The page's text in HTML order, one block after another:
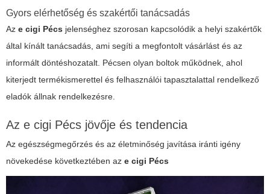
Gyors elérhetőség és szakértői tanácsadás
Az e cigi Pécs jelenséghez szorosan kapcsolódik a helyi szakértők
által kínált tanácsadás, ami segíti a megfontolt vásárlást és az
informált döntéshozatalt. Pécsen olyan boltok működnek, ahol
kiterjedt termékismerettel és felhasználói tapasztalattal rendelkező
eladók állnak rendelkezésre.
Az e cigi Pécs jövője és tendencia
Az egészségmegőrzés és az életminőség javítása iránti igény
növekedése következtében az e cigi Pécs